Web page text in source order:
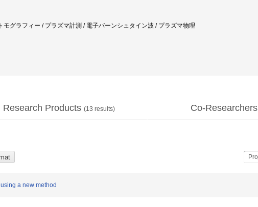
グラフィー / プラズマ計測 / 電子バーンシュタイン波 / プラズマ物理
Research Products (13 results) Co-Researchers
a new method